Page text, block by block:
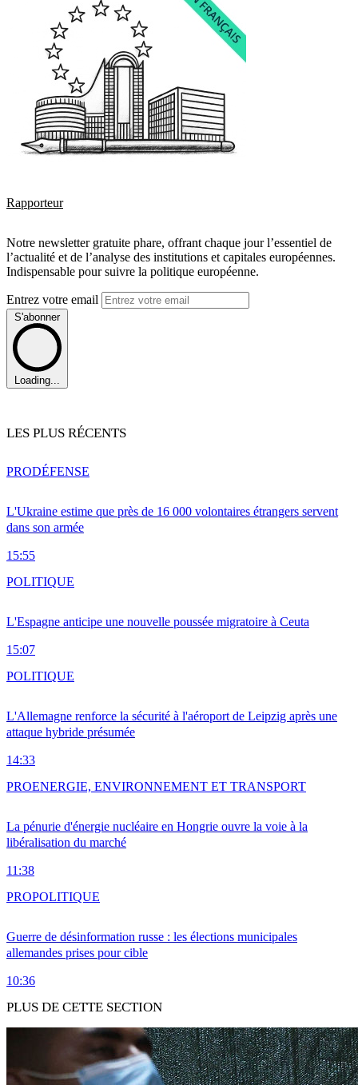
Rapporteur
Notre newsletter gratuite phare, offrant chaque jour l’essentiel de
l’actualité et de l’analyse des institutions et capitales européennes.
Indispensable pour suivre la politique européenne.
Entrez votre email
S'abonner
Loading...
LES PLUS RÉCENTS
L'Ukraine estime que près de 16 000 volontaires étrangers servent
dans son armée
15:55
PRODÉFENSE
L'Espagne anticipe une nouvelle poussée migratoire à Ceuta
15:07
POLITIQUE
L'Allemagne renforce la sécurité à l'aéroport de Leipzig après une
attaque hybride présumée
14:33
POLITIQUE
La pénurie d'énergie nucléaire en Hongrie ouvre la voie à la
libéralisation du marché
11:38
PROENERGIE, ENVIRONNEMENT ET TRANSPORT
Guerre de désinformation russe : les élections municipales
allemandes prises pour cible
10:36
PROPOLITIQUE
PLUS DE CETTE SECTION